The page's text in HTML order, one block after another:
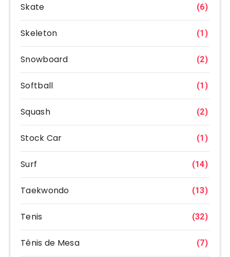
Skate (6)
Skeleton (1)
Snowboard (2)
Softball (1)
Squash (2)
Stock Car (1)
Surf (14)
Taekwondo (13)
Tenis (32)
Tênis de Mesa (7)